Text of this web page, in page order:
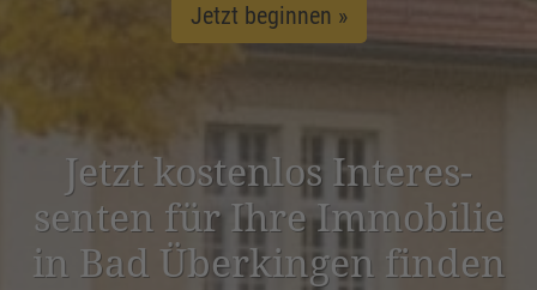
Jetzt beginnen »
Jetzt kostenlos Inter­es­
senten für Ihre Immobilie
in Bad Überkingen finden